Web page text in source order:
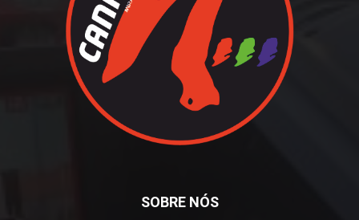
SOBRE NÓS